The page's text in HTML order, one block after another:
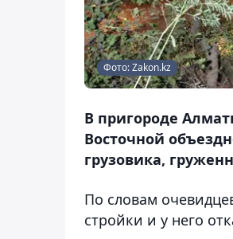
Фото: Zakon.kz
В пригороде
Восточной
грузовика,
По словам
стройки и у него